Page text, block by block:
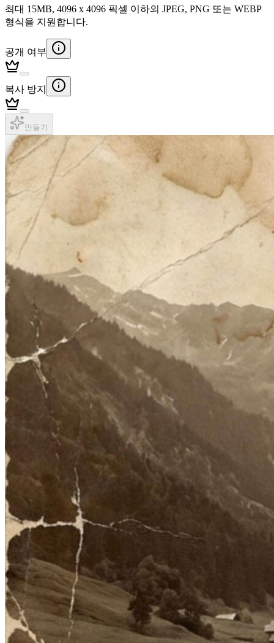
최대 15MB, 4096 x 4096 픽셀 이하의 JPEG, PNG 또는 WEBP
형식을 지원합니다.
공개 여부
복사 방지
만들기